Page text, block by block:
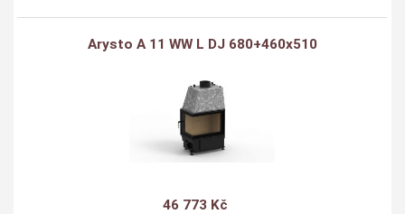
Arysto A 11 WW L DJ 680+460x510
46 773 Kč